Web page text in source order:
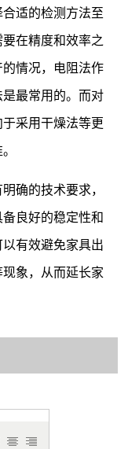
适的检测方法至
在精度和效率之
情况，电阻法作
最常用的。而对
采用干燥法等更
确的技术要求，
良好的稳定性和
有效避免家具出
象，从而延长家